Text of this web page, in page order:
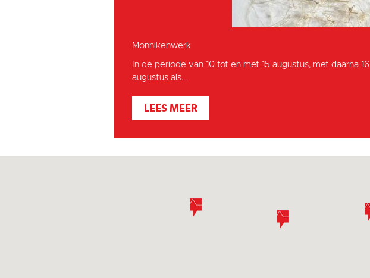
Monnikenwerk
In de periode van 10 tot en met 15 augustus, met daarna 16
augustus als...
LEES MEER